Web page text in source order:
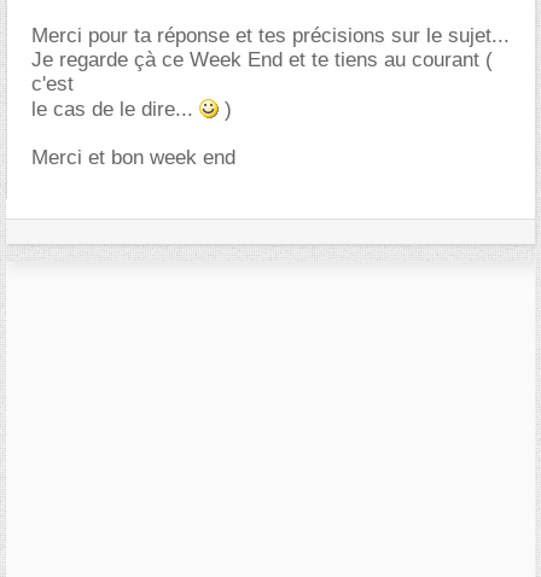
Merci pour ta réponse et tes précisions sur le sujet...
Je regarde çà ce Week End et te tiens au courant (
c'est
le cas de le dire...
)
Merci et bon week end